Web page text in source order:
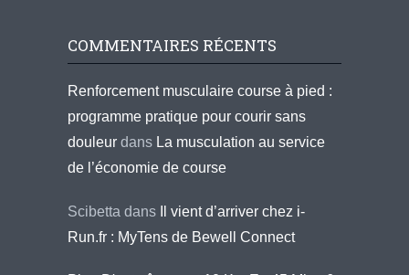
COMMENTAIRES RÉCENTS
Renforcement musculaire course à pied :
programme pratique pour courir sans
douleur dans La musculation au service
de l’économie de course
Scibetta dans
Il vient d’arriver chez i-
Run.fr : MyTens de Bewell Connect